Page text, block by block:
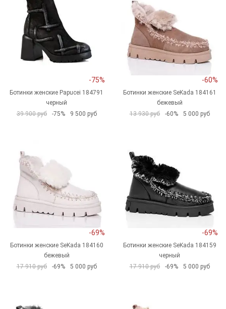
-75%
Ботинки женские Papucei 184791
черный
39 900 руб
-75% 9 500 руб
-60%
Ботинки женские SeKada 184161
бежевый
13 930 руб
-60% 5 000 руб
-69%
Ботинки женские SeKada 184160
бежевый
17 910 руб
-69% 5 000 руб
-69%
Ботинки женские SeKada 184159
черный
17 910 руб
-69% 5 000 руб